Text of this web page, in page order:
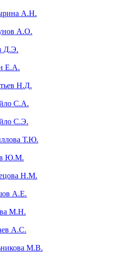
А.Н.
А.О.
Д.Э.
Е.А.
Н.Д.
С.А.
С.Э.
Т.Ю.
Ю.М.
Н.М.
А.Е.
М.Н.
А.С.
М.В.